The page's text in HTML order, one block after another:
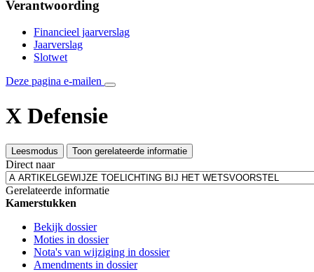
Verantwoording
Financieel jaarverslag
Jaarverslag
Slotwet
Deze pagina e-mailen
X Defensie
Leesmodus Toon gerelateerde informatie
Direct naar
Gerelateerde informatie
Kamerstukken
Bekijk dossier
Moties in dossier
Nota's van wijziging in dossier
Amendments in dossier